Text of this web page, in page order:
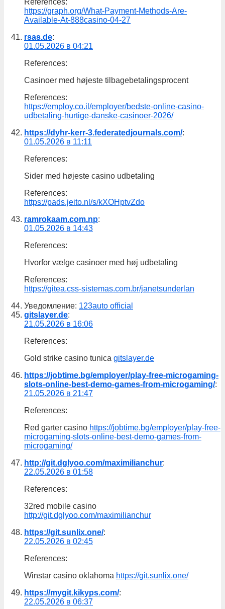
https://graph.org/What-Payment-Methods-Are-
Available-At-888casino-04-27
rsas.de:
01.05.2026 в 04:21
References:
Casinoer med højeste tilbagebetalingsprocent
References:
https://employ.co.il/employer/bedste-online-casino-
udbetaling-hurtige-danske-casinoer-2026/
https://dyhr-kerr-3.federatedjournals.com/:
01.05.2026 в 11:11
References:
Sider med højeste casino udbetaling
References:
https://pads.jeito.nl/s/kXOHptvZdo
ramrokaam.com.np:
01.05.2026 в 14:43
References:
Hvorfor vælge casinoer med høj udbetaling
References:
https://gitea.css-sistemas.com.br/janetsunderlan
Уведомление: 123auto official
gitslayer.de:
21.05.2026 в 16:06
References:
Gold strike casino tunica gitslayer.de
https://jobtime.bg/employer/play-free-microgaming-
slots-online-best-demo-games-from-microgaming/:
21.05.2026 в 21:47
References:
Red garter casino https://jobtime.bg/employer/play-free-
microgaming-slots-online-best-demo-games-from-
microgaming/
http://git.dglyoo.com/maximilianchur:
22.05.2026 в 01:58
References:
32red mobile casino
http://git.dglyoo.com/maximilianchur
https://git.sunlix.one/:
22.05.2026 в 02:45
References:
Winstar casino oklahoma https://git.sunlix.one/
https://mygit.kikyps.com/:
22.05.2026 в 06:37